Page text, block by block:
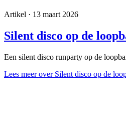
Artikel · 13 maart 2026
Silent disco op de
Een silent disco runparty op de
Lees meerover Silent disco op de